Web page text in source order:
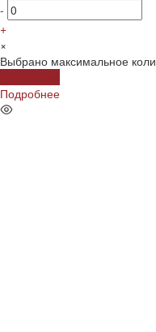
-
+
×
Выбрано максимальное
Подробнее